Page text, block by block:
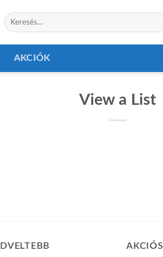
Keresés
a
AKCIÓK
View a List
AKCIÓS